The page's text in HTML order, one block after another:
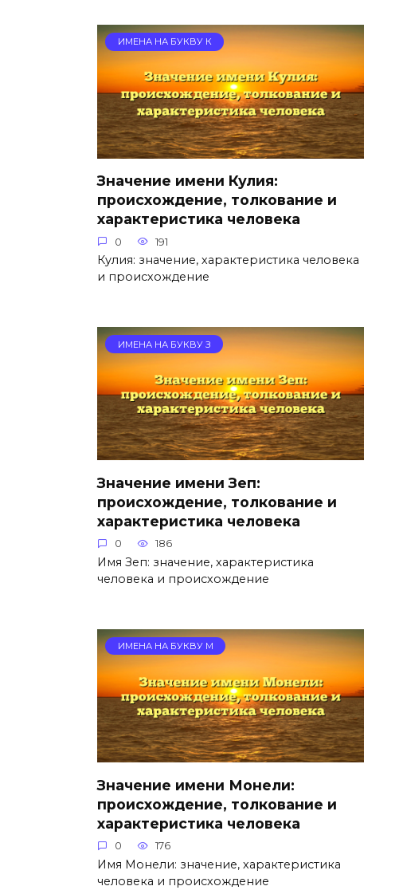
ИМЕНА НА БУКВУ К
Значение имени Кулия:
происхождение, толкование и
характеристика человека
0 191
Кулия: значение, характеристика человека
и происхождение
ИМЕНА НА БУКВУ З
Значение имени Зеп:
происхождение, толкование и
характеристика человека
0 186
Имя Зеп: значение, характеристика
человека и происхождение
ИМЕНА НА БУКВУ М
Значение имени Монели:
происхождение, толкование и
характеристика человека
0 176
Имя Монели: значение, характеристика
человека и происхождение